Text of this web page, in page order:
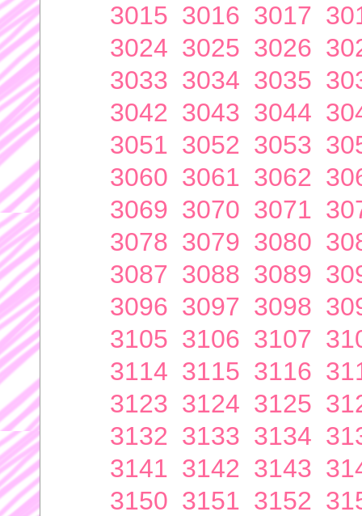
3015 3016 3017
3024 3025 3026
3033 3034 3035
3042 3043 3044
3051 3052 3053
3060 3061 3062
3069 3070 3071
3078 3079 3080
3087 3088 3089
3096 3097 3098
3105 3106 3107
3114 3115 3116
3123 3124 3125
3132 3133 3134
3141 3142 3143
3150 3151 3152